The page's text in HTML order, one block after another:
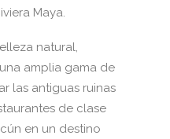
Maya.
natural,
amplia gama de
las antiguas ruinas
de clase
en un destino